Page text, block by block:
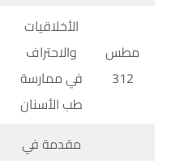
مطس
312
الأخلاقيات
والاحتراف
في ممارسة
طب الأسنان
مقدمة في